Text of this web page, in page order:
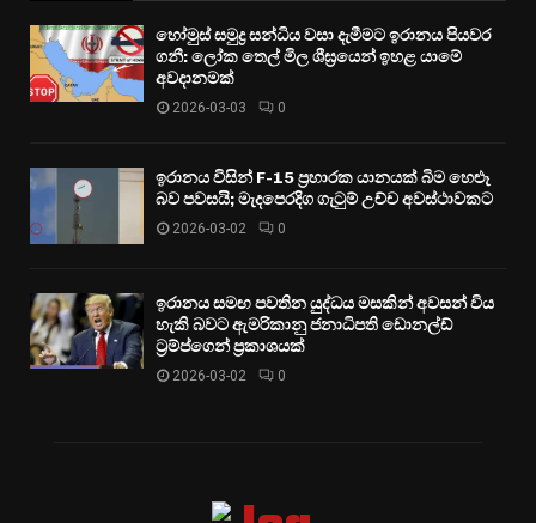
හෝමුස් සමුද්‍ර සන්ධිය වසා දැමීමට ඉරානය පියවර
ගනී: ලෝක තෙල් මිල ශීඝ්‍රයෙන් ඉහළ යාමේ
අවදානමක්
2026-03-03 0
ඉරානය විසින් F-15 ප්‍රහාරක යානයක් බිම හෙළූ
බව පවසයි; මැදපෙරදිග ගැටුම් උච්ච අවස්ථාවකට
2026-03-02 0
ඉරානය සමඟ පවතින යුද්ධය මසකින් අවසන් විය
හැකි බවට ඇමරිකානු ජනාධිපති ඩොනල්ඩ්
ට්‍රම්ප්ගෙන් ප්‍රකාශයක්
2026-03-02 0